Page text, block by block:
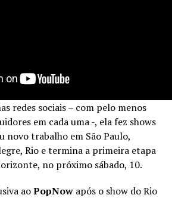
redes sociais – com pelo menos
em cada uma -, ela fez shows
novo trabalho em São Paulo,
Rio e termina a primeira etapa
no próximo sábado, 10.
aoPopNow após o show do Rio